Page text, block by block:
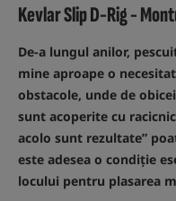
Kevlar Slip D-Rig -
De-a lungul anilor,
mine aproape o
obstacole, unde de
sunt acoperite cu
acolo sunt rezultate”
este adesea o condiție
locului pentru plasarea